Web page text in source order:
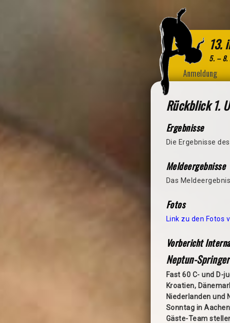
13.
5. – 8.
Anmeldung
Rückblick 1.
Ergebnisse
Die Ergebnisse
Meldeergebnisse
Das
Fotos
Link zu den Fotos
Vorbericht
Neptun-
Fast 60 C- und D-
Kroatien,
Niederlanden und
Sonntag in
Gäste-Team